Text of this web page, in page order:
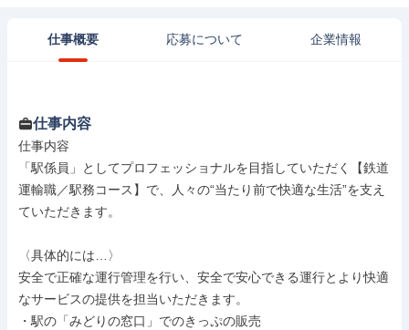
仕事概要 応募について 企業情報
仕事内容
仕事内容
「駅係員」としてプロフェッショナルを目指していただく【鉄道
運輸職／駅務コース】で、人々の“当たり前で快適な生活”を支え
ていただきます。
〈具体的には…〉
安全で正確な運行管理を行い、安全で安心できる運行とより快適
なサービスの提供を担当いただきます。
・駅の「みどりの窓口」でのきっぷの販売